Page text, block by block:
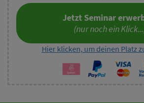
Jetzt Seminar
(nur noch ein
Hier klicken, um deinen Platz